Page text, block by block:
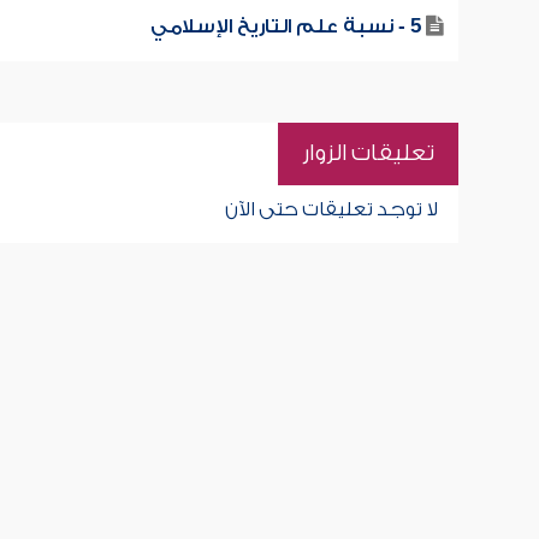
5 - نسبة علم التاريخ الإسلامي
تعليقات الزوار
لا توجد تعليقات حتى الآن